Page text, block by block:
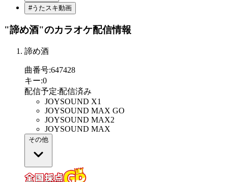
#うたスキ動画
"諦め酒"のカラオケ配信情報
諦め酒
曲番号:647428
キー:0
配信予定:配信済み
JOYSOUND X1
JOYSOUND MAX GO
JOYSOUND MAX2
JOYSOUND MAX
その他